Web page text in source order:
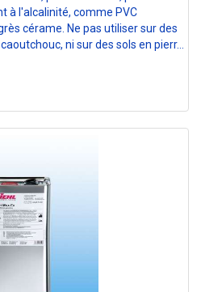
à l'alcalinité, comme PVC
cérame. Ne pas utiliser sur des
ni sur des sols en pierr…